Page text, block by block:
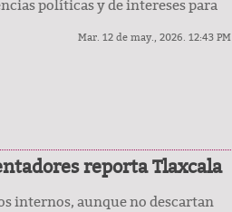
políticas y de intereses para
Mar. 12 de may., 2026. 12:43 PM
reporta Tlaxcala
internos, aunque no descartan